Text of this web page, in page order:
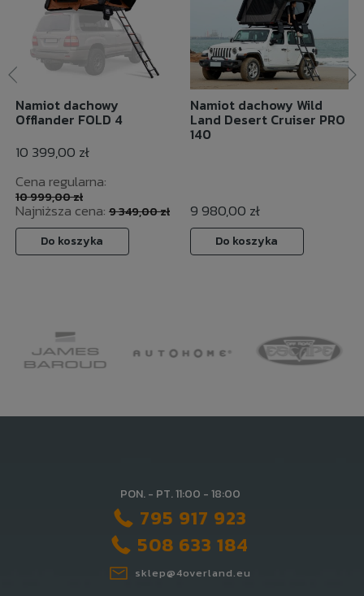
Namiot dachowy
Offlander FOLD 4
10 399,00 zł
Cena regularna:
10 999,00 zł
Najniższa cena: 9 349,00 zł
Do koszyka
Namiot dachowy Wild
Land Desert Cruiser PRO
140
9 980,00 zł
Do koszyka
PON. - PT. 11:00 - 18:00
795 917 923
508 633 184
sklep@4overland.eu